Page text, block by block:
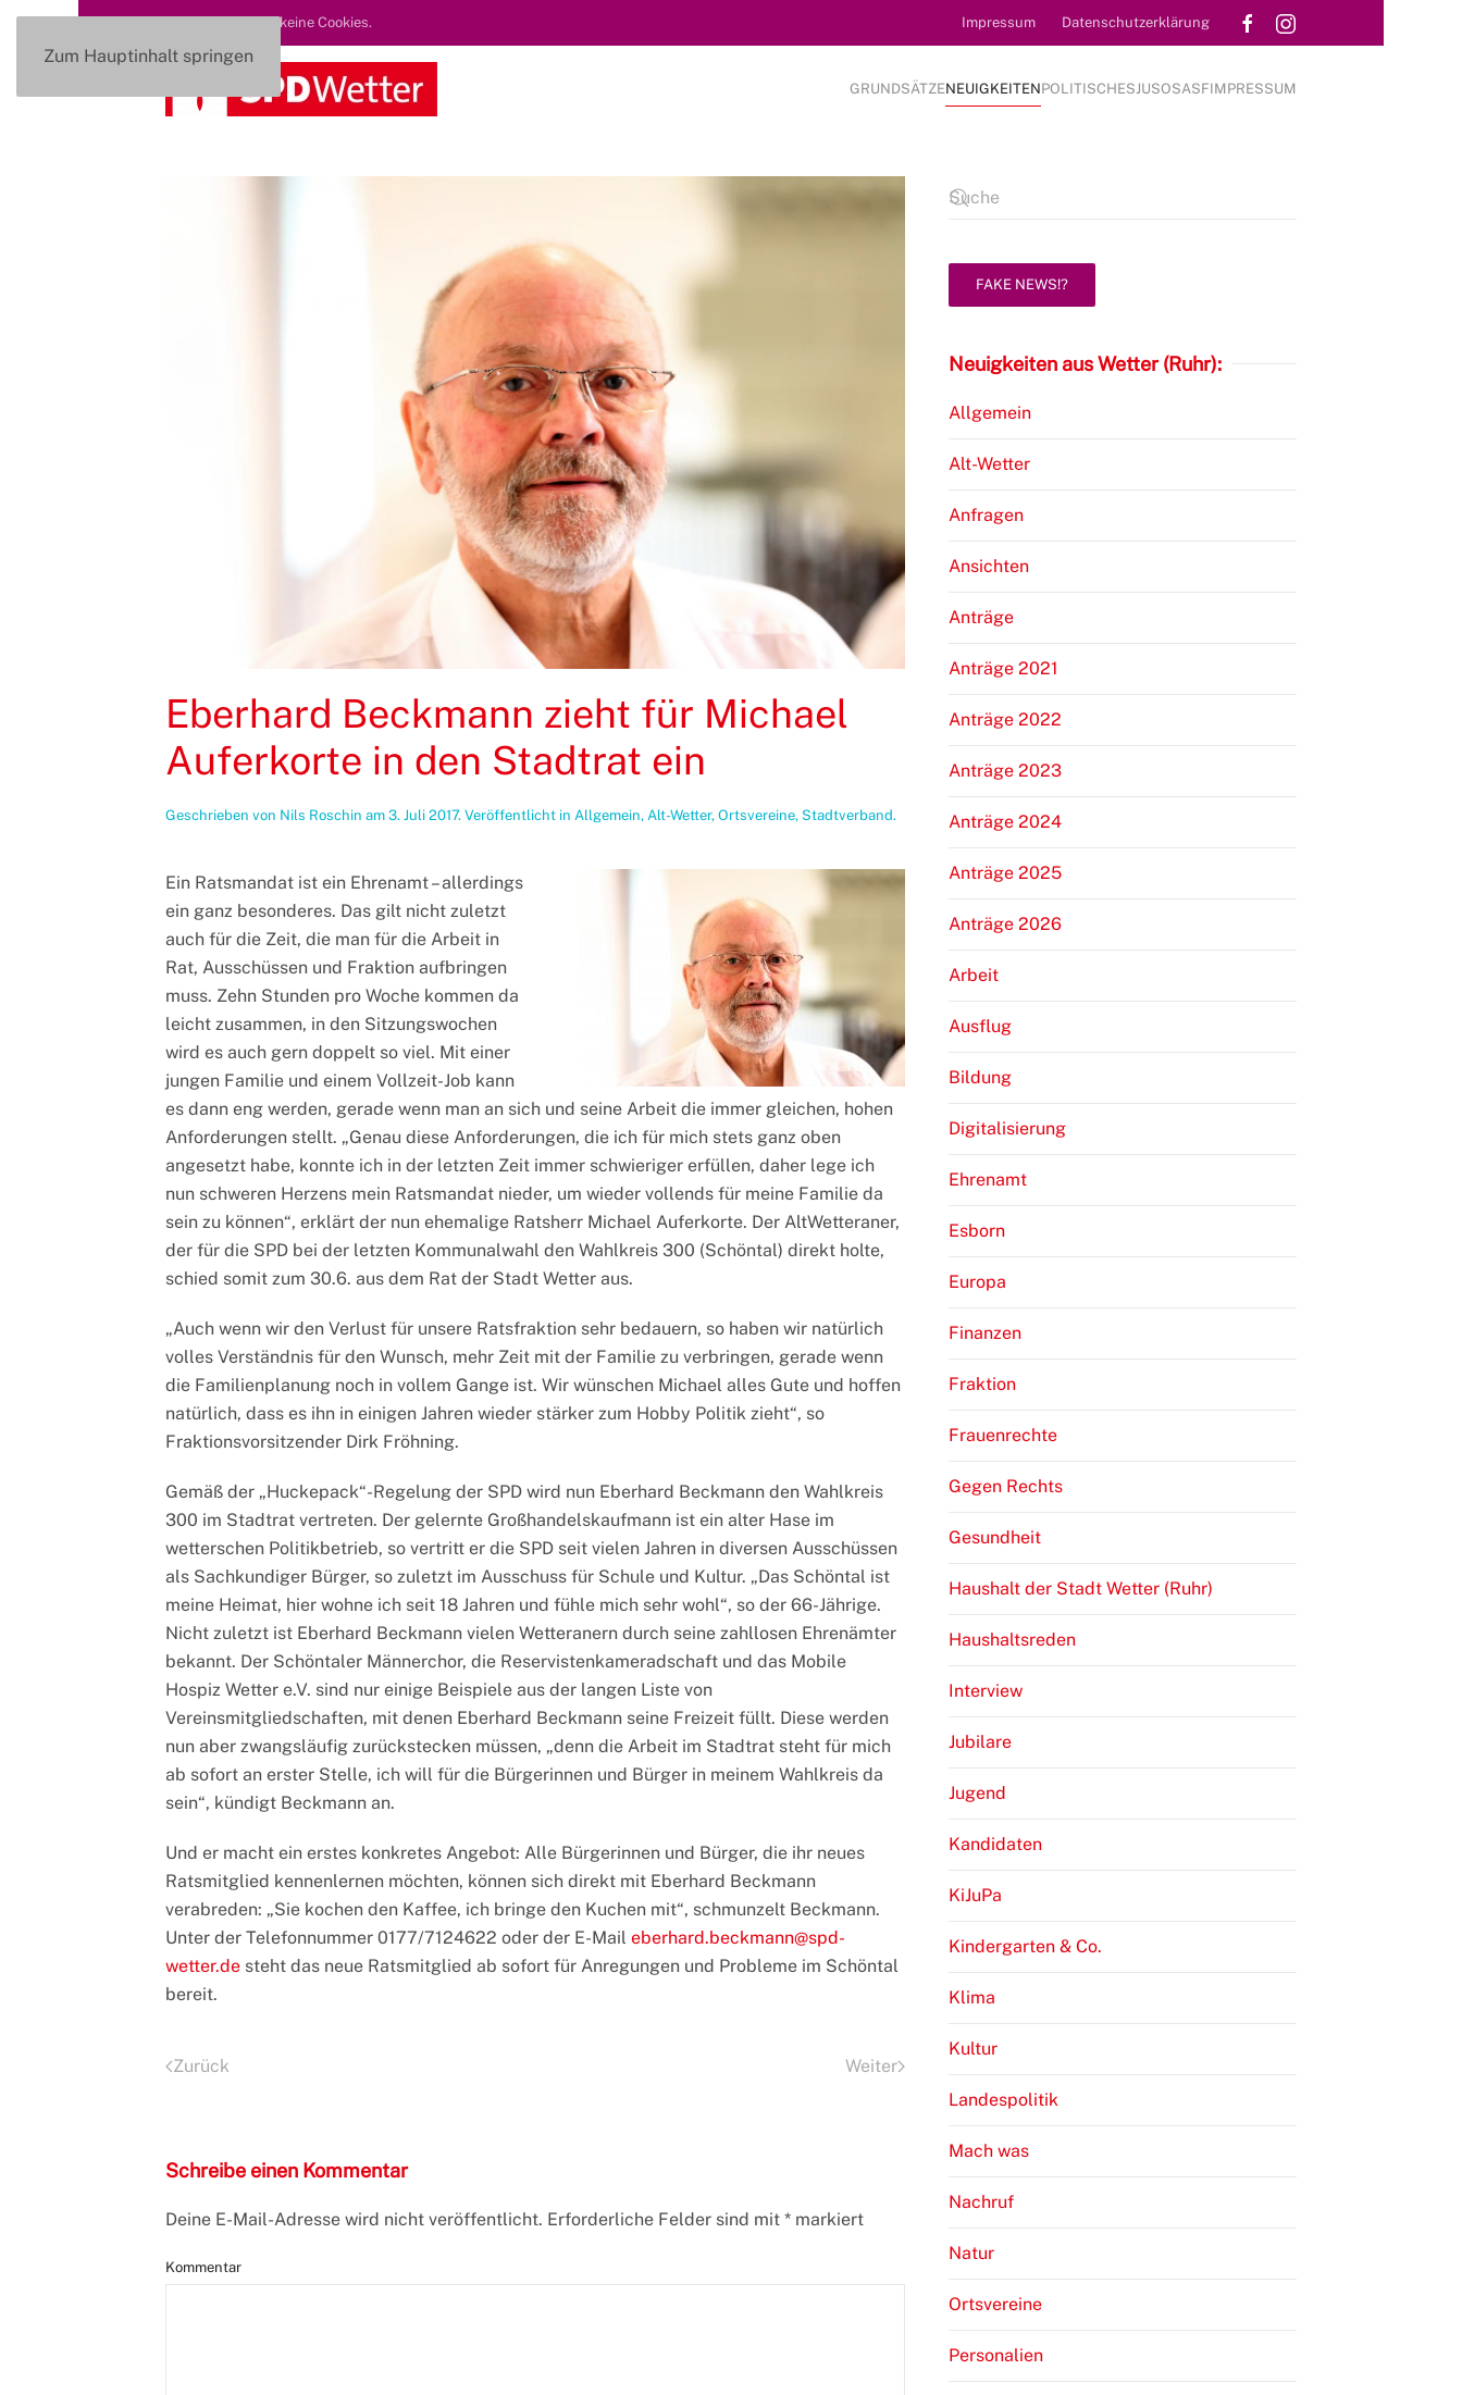
Zum Hauptinhalt springen
Diese Seite nutzt keine Cookies. Impressum Datenschutzerklärung
GRUNDSÄTZENEUIGKEITENPOLITISCHESJUSOSASFIMPRESSUM
Eberhard Beckmann zieht für Michael
Auferkorte in den Stadtrat ein
Geschrieben von Nils Roschin am 3. Juli 2017. Veröffentlicht in Allgemein, Alt-Wetter, Ortsvereine, Stadtverband.
Ein Ratsmandat ist ein Ehrenamt – allerdings
ein ganz besonderes. Das gilt nicht zuletzt
auch für die Zeit, die man für die Arbeit in
Rat, Ausschüssen und Fraktion aufbringen
muss. Zehn Stunden pro Woche kommen da
leicht zusammen, in den Sitzungswochen
wird es auch gern doppelt so viel. Mit einer
jungen Familie und einem Vollzeit-Job kann
es dann eng werden, gerade wenn man an sich und seine Arbeit die immer gleichen, hohen
Anforderungen stellt. „Genau diese Anforderungen, die ich für mich stets ganz oben
angesetzt habe, konnte ich in der letzten Zeit immer schwieriger erfüllen, daher lege ich
nun schweren Herzens mein Ratsmandat nieder, um wieder vollends für meine Familie da
sein zu können“, erklärt der nun ehemalige Ratsherr Michael Auferkorte. Der AltWetteraner,
der für die SPD bei der letzten Kommunalwahl den Wahlkreis 300 (Schöntal) direkt holte,
schied somit zum 30.6. aus dem Rat der Stadt Wetter aus.
„Auch wenn wir den Verlust für unsere Ratsfraktion sehr bedauern, so haben wir natürlich
volles Verständnis für den Wunsch, mehr Zeit mit der Familie zu verbringen, gerade wenn
die Familienplanung noch in vollem Gange ist. Wir wünschen Michael alles Gute und hoffen
natürlich, dass es ihn in einigen Jahren wieder stärker zum Hobby Politik zieht“, so
Fraktionsvorsitzender Dirk Fröhning.
Gemäß der „Huckepack“-Regelung der SPD wird nun Eberhard Beckmann den Wahlkreis
300 im Stadtrat vertreten. Der gelernte Großhandelskaufmann ist ein alter Hase im
wetterschen Politikbetrieb, so vertritt er die SPD seit vielen Jahren in diversen Ausschüssen
als Sachkundiger Bürger, so zuletzt im Ausschuss für Schule und Kultur. „Das Schöntal ist
meine Heimat, hier wohne ich seit 18 Jahren und fühle mich sehr wohl“, so der 66-Jährige.
Nicht zuletzt ist Eberhard Beckmann vielen Wetteranern durch seine zahllosen Ehrenämter
bekannt. Der Schöntaler Männerchor, die Reservistenkameradschaft und das Mobile
Hospiz Wetter e.V. sind nur einige Beispiele aus der langen Liste von
Vereinsmitgliedschaften, mit denen Eberhard Beckmann seine Freizeit füllt. Diese werden
nun aber zwangsläufig zurückstecken müssen, „denn die Arbeit im Stadtrat steht für mich
ab sofort an erster Stelle, ich will für die Bürgerinnen und Bürger in meinem Wahlkreis da
sein“, kündigt Beckmann an.
Und er macht ein erstes konkretes Angebot: Alle Bürgerinnen und Bürger, die ihr neues
Ratsmitglied kennenlernen möchten, können sich direkt mit Eberhard Beckmann
verabreden: „Sie kochen den Kaffee, ich bringe den Kuchen mit“, schmunzelt Beckmann.
Unter der Telefonnummer 0177/7124622 oder der E-Mail eberhard.beckmann@spd-
wetter.de steht das neue Ratsmitglied ab sofort für Anregungen und Probleme im Schöntal
bereit.
Zurück Weiter
Schreibe einen Kommentar
Deine E-Mail-Adresse wird nicht veröffentlicht. Erforderliche Felder sind mit * markiert
Kommentar
FAKE NEWS!?
Neuigkeiten aus Wetter (Ruhr):
Allgemein
Alt-Wetter
Anfragen
Ansichten
Anträge
Anträge 2021
Anträge 2022
Anträge 2023
Anträge 2024
Anträge 2025
Anträge 2026
Arbeit
Ausflug
Bildung
Digitalisierung
Ehrenamt
Esborn
Europa
Finanzen
Fraktion
Frauenrechte
Gegen Rechts
Gesundheit
Haushalt der Stadt Wetter (Ruhr)
Haushaltsreden
Interview
Jubilare
Jugend
Kandidaten
KiJuPa
Kindergarten & Co.
Klima
Kultur
Landespolitik
Mach was
Nachruf
Natur
Ortsvereine
Personalien